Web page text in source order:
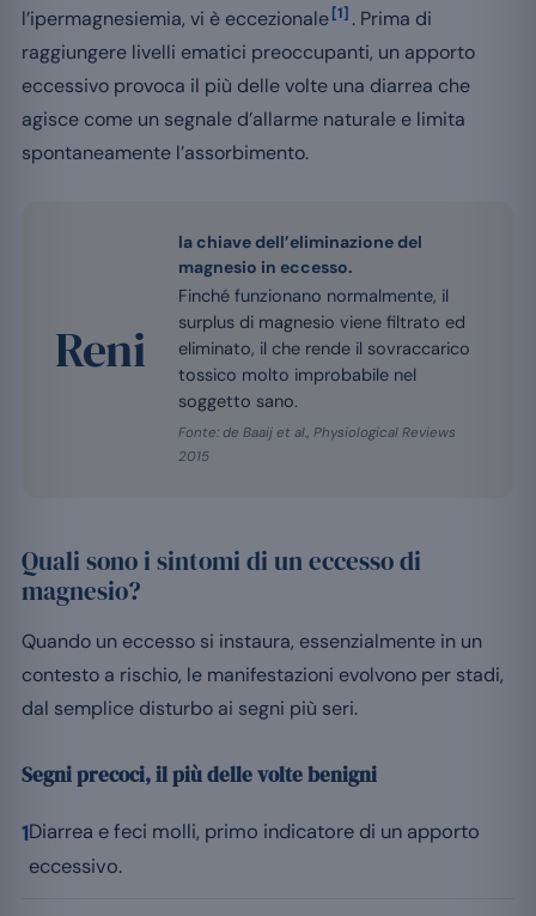
l’ipermagnesiemia, vi è eccezionale[1] . Prima di
raggiungere livelli ematici preoccupanti, un apporto
eccessivo provoca il più delle volte una diarrea che
agisce come un segnale d’allarme naturale e limita
spontaneamente l’assorbimento.
Reni
la chiave dell’eliminazione del
magnesio in eccesso.
Finché funzionano normalmente, il
surplus di magnesio viene filtrato ed
eliminato, il che rende il sovraccarico
tossico molto improbabile nel
soggetto sano.
Fonte: de Baaij et al., Physiological Reviews
2015
Quali sono i sintomi di un eccesso di
magnesio?
Quando un eccesso si instaura, essenzialmente in un
contesto a rischio, le manifestazioni evolvono per stadi,
dal semplice disturbo ai segni più seri.
Segni precoci, il più delle volte benigni
1Diarrea e feci molli, primo indicatore di un apporto
eccessivo.